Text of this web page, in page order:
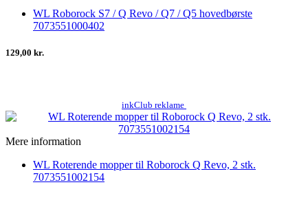
WL Roborock S7 / Q Revo / Q7 / Q5 hovedbørste
7073551000402
129,00 kr.
inkClub reklame
Mere information
WL Roterende mopper til Roborock Q Revo, 2 stk.
7073551002154